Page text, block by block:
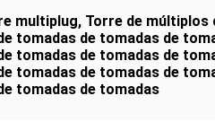
multiplug, Torre de
tomadas de tomadas de
tomadas de tomadas de
tomadas de tomadas de
tomadas de tomadas